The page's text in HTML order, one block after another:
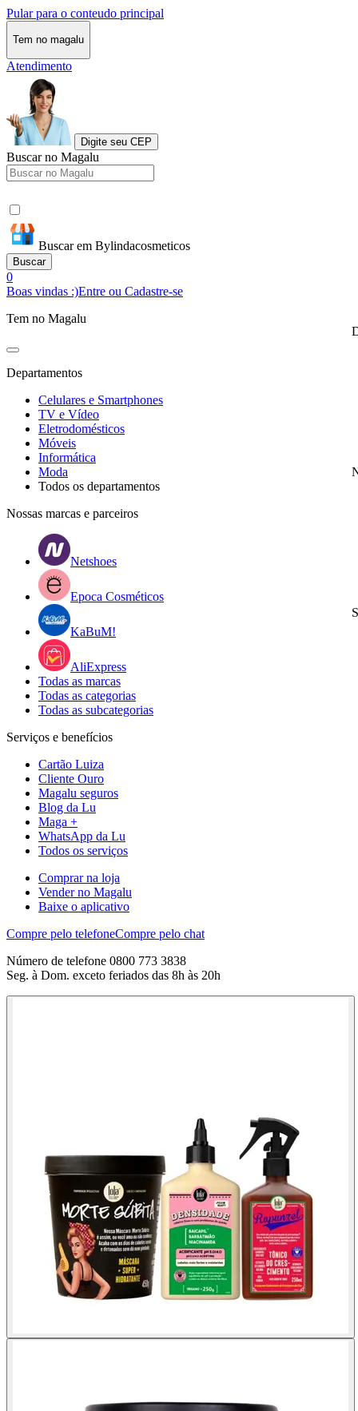
Pular para o conteudo principal
Tem no magalu
Atendimento
Digite seu CEP
Buscar no Magalu
Buscar em Bylindacosmeticos
Buscar
0
Boas vindas :)Entre ou Cadastre-se
Tem no Magalu
Departamentos
Celulares e Smartphones
TV e Vídeo
Eletrodomésticos
Móveis
Informática
Moda
Todos os departamentos
Nossas marcas e parceiros
Netshoes
Epoca Cosméticos
KaBuM!
AliExpress
Todas as marcas
Todas as categorias
Todas as subcategorias
Serviços e benefícios
Cartão Luiza
Cliente Ouro
Magalu seguros
Blog da Lu
Maga +
WhatsApp da Lu
Todos os serviços
Comprar na loja
Vender no Magalu
Baixe o aplicativo
Compre pelo telefoneCompre pelo chat
Número de telefone 0800 773 3838
Seg. à Dom. exceto feriados das 8h às 20h